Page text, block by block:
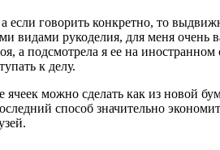
говорить конкретно, то
видами рукоделия, для меня
а подсмотрела я ее на иностранном
к делу.
можно сделать как из новой
способ значительно